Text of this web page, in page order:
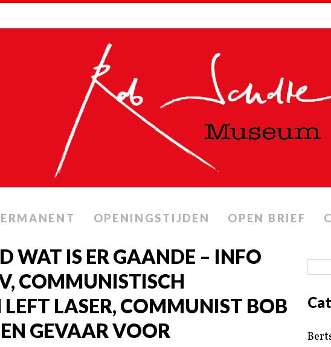
OPENINGSTIJDEN OPEN BRIEF
WAT IS ER GAANDE – INFO
COMMUNISTISCH
LASER, COMMUNIST BOB
GEVAAR VOOR